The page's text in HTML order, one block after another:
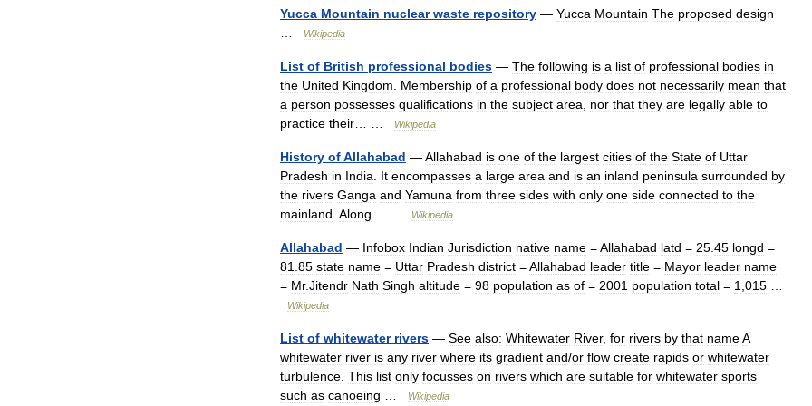
Yucca Mountain nuclear waste repository — Yucca Mountain The proposed design
Wikipedia
List of British professional bodies — The following is a list of professional bodies in
the United Kingdom Membership of a professional body does not necessarily mean that
a person possesses qualifications in the subject area nor that they are legally able to
practice their Wikipedia
History ofAllahabad —Allahabad is one of the largest cities of the State of Uttar
Pradesh in India It encompasses a large area and is an inland peninsula surrounded by
the rivers Ganga and Yamuna from three sides with only one side connected to the
mainland Along Wikipedia
Allahabad — Infobox Indian Jurisdiction native name =Allahabad latd = 25 45 longd =
81 85 state name = Uttar Pradesh district =Allahabad leader title = Mayor leader name
= Mr.Jitendr Nath Singh altitude = 98 population as of = 2001 population total = 1 015
Wikipedia
List of whitewater rivers — See also: Whitewater River, for rivers by that nameA
whitewater river is any river where its gradient and/or flow create rapids or whitewater
turbulence This list only focusses on rivers which are suitable for whitewater sports
such as canoeing Wikipedia